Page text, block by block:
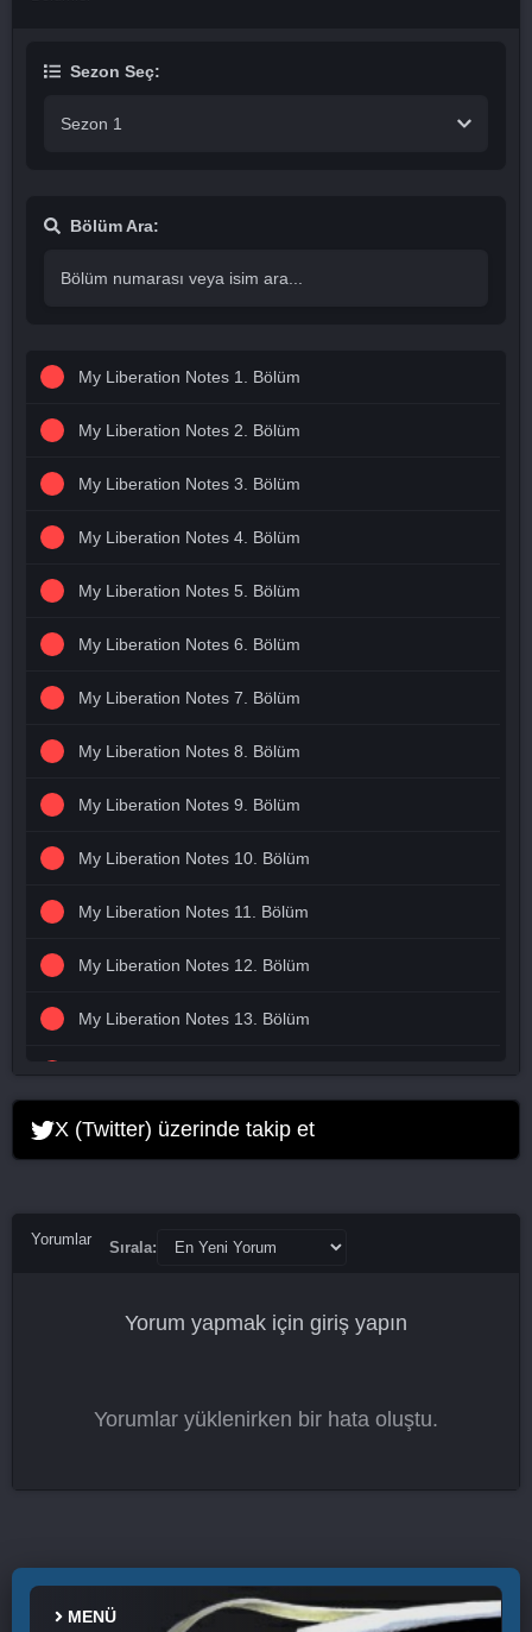
Sezon Seç:
Sezon 1
Bölüm Ara:
My Liberation Notes 1. Bölüm
My Liberation Notes 2. Bölüm
My Liberation Notes 3. Bölüm
My Liberation Notes 4. Bölüm
My Liberation Notes 5. Bölüm
My Liberation Notes 6. Bölüm
My Liberation Notes 7. Bölüm
My Liberation Notes 8. Bölüm
My Liberation Notes 9. Bölüm
My Liberation Notes 10. Bölüm
My Liberation Notes 11. Bölüm
My Liberation Notes 12. Bölüm
My Liberation Notes 13. Bölüm
My Liberation Notes 15. Bölüm
X (Twitter) üzerinde takip et
Yorumlar Sırala:
Yorum yapmak için giriş yapın
Yorumlar yüklenirken bir hata oluştu.
MENÜ